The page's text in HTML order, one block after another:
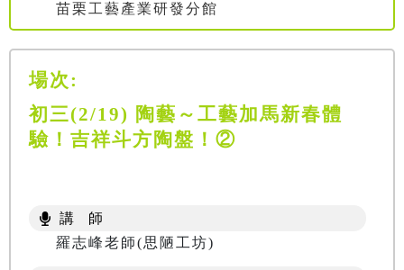
苗栗工藝產業研發分館
場次:
初三(2/19) 陶藝～工藝加馬新春體
驗！吉祥斗方陶盤！②
講 師
羅志峰老師(思陋工坊)